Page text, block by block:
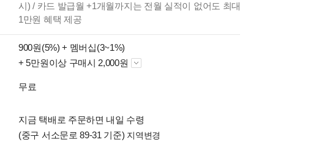
시) / 카드 발급월 +1개월까지는 전월 실적이 없어도 최대
1만원 혜택 제공
900원(5%) + 멤버십(3~1%)
+ 5만원이상 구매시 2,000원
무료
지금 택배로 주문하면 내일 수령
(중구 서소문로 89-31 기준) 지역변경